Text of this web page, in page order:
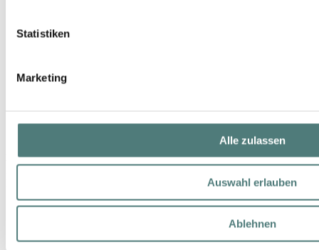
Statistiken
Marketing
Alle zulassen
Auswahl erlauben
Ablehnen
NOELLE
12,99 €